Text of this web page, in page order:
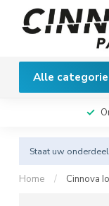
Alle
Staat uw
Home / Cinnova